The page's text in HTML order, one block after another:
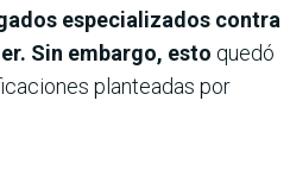
especializados contra
Sin embargo, esto quedó
planteadas por